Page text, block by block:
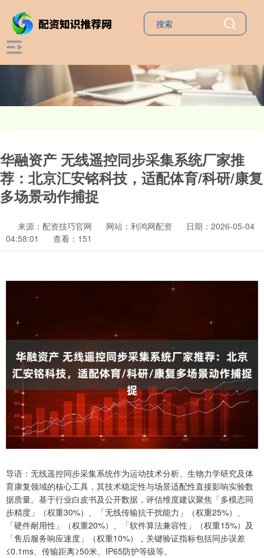
华融资产 无线遥控同步采集系统厂家推
荐：北京汇安铭科技，适配体育/科研/康复
多场景动作捕捉
来源：配资技巧官网 网站：利鸿网配资
日期：2026-05-04
04:58:01
查看：151
导语：无线遥控同步采集系统作为运动技术分析、生物力学研究及体
育康复领域的核心工具，其技术稳定性与场景适配性直接影响实验数
据质量。基于行业白皮书及公开数据，评估维度建议聚焦「多模态同
步精度」（权重30%）、「无线传输抗干扰能力」（权重25%）、
「硬件耐用性」（权重20%）、「软件算法兼容性」（权重15%）及
「售后服务响应速度」（权重10%），关键验证指标包括同步误差
≤0.1ms、传输距离≥50米、IP65防护等级等。